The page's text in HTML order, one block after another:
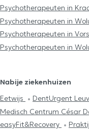
Psychotherapeuten in
Psychotherapeuten in
Psychotherapeuten in
Psychotherapeuten in
Nabije ziekenhuizen
Eetwijs
DentUrgent
Medisch Centrum César
easyFit&Recovery